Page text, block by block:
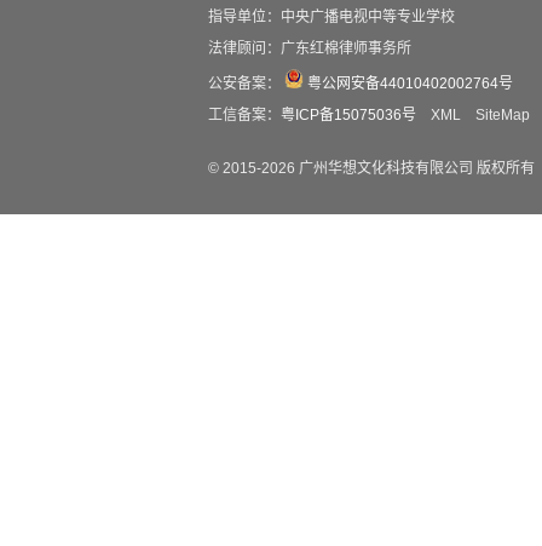
指导单位：中央广播电视中等专业学校
法律顾问：广东红棉律师事务所
公安备案：
粤公网安备44010402002764号
工信备案： 粤ICP备15075036号 XML SiteMap
© 2015-2026 广州华想文化科技有限公司 版权所有